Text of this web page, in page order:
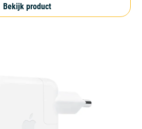
Bekijk product